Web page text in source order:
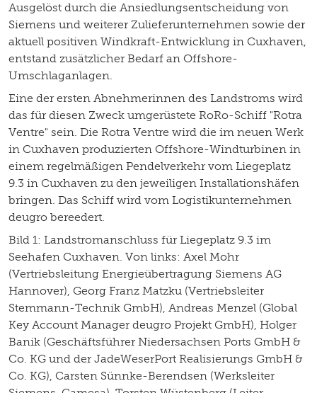
Ausgelöst durch die Ansiedlungsentscheidung von
Siemens und weiterer Zulieferunternehmen sowie der
aktuell positiven Windkraft-Entwicklung in Cuxhaven,
entstand zusätzlicher Bedarf an Offshore-
Umschlaganlagen.
Eine der ersten Abnehmerinnen des Landstroms wird
das für diesen Zweck umgerüstete RoRo-Schiff "Rotra
Ventre" sein. Die Rotra Ventre wird die im neuen Werk
in Cuxhaven produzierten Offshore-Windturbinen in
einem regelmäßigen Pendelverkehr vom Liegeplatz
9.3 in Cuxhaven zu den jeweiligen Installationshäfen
bringen. Das Schiff wird vom Logistikunternehmen
deugro bereedert.
Bild 1: Landstromanschluss für Liegeplatz 9.3 im
Seehafen Cuxhaven. Von links: Axel Mohr
(Vertriebsleitung Energieübertragung Siemens AG
Hannover), Georg Franz Matzku (Vertriebsleiter
Stemmann-Technik GmbH), Andreas Menzel (Global
Key Account Manager deugro Projekt GmbH), Holger
Banik (Geschäftsführer Niedersachsen Ports GmbH &
Co. KG und der JadeWeserPort Realisierungs GmbH &
Co. KG), Carsten Sünnke-Berendsen (Werksleiter